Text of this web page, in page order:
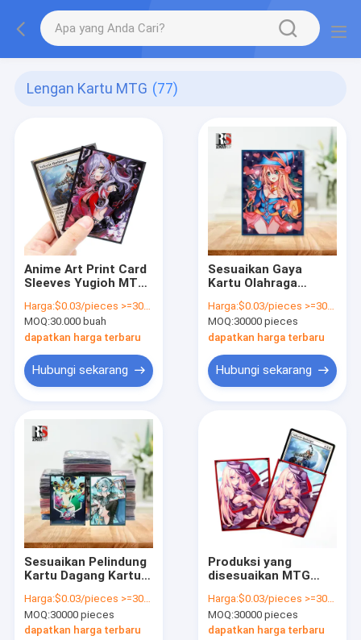
Lengan Kartu MTG (77)
Anime Art Print Card
Sleeves Yugioh MTG
Cards Plastic Gaming
Game Cards Sleeve
Harga:$0.03/pieces >=30000 pieces
MOQ:30.000 buah
dapatkan harga terbaru
Hubungi sekarang
Sesuaikan Gaya
Kartu Olahraga
Sarung Kartu MTG
Dengan Teknologi
Pencetakan Ujung
Dan Efek Matte
Harga:$0.03/pieces >=30000 pieces
MOQ:30000 pieces
dapatkan harga terbaru
Hubungi sekarang
Sesuaikan Pelindung
Kartu Dagang Kartun
Ketebalan 30mm
Bening Atau
Disesuaikan
Harga:$0.03/pieces >=30000 pieces
MOQ:30000 pieces
dapatkan harga terbaru
Produksi yang
disesuaikan MTG
Laser Proses
Harga:$0.03/pieces >=30000 pieces
MOQ:30000 pieces
dapatkan harga terbaru